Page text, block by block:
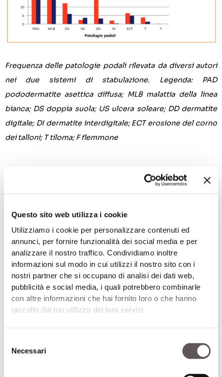
Questo sito web utilizza i cookie
Utilizziamo i cookie per personalizzare contenuti ed
annunci, per fornire funzionalità dei social media e per
analizzare il nostro traffico. Condividiamo inoltre
informazioni sul modo in cui utilizzi il nostro sito con i
nostri partner che si occupano di analisi dei dati web,
pubblicità e social media, i quali potrebbero combinarle
con altre informazioni che hai fornito loro o che hanno
raccolto dal tuo utilizzo dei loro servizi.
delNecessari
Frequenza delle patologie podali rilevata da diversi autori
nei due sistemi di stabulazione. Legenda: PAD
pododermatite asettica diffusa; MLB malattia della linea
bianca; DS doppia suola; US ulcera soleare; DD dermatite
digitale; DI dermatite interdigitale; ECT erosione del corno
dei talloni; T tiloma; F flemmone
Le differenze più evidenti tra i due sistemi
stabulativi riguardano lamalattia della linea
bianca (MLB)e ladoppia suola (DS)che
compaiono più frequentemente nella
stabulazione libera, mentre l’ulcera soleare
(US) si riscontra soprattutto nelle vacche
legate alla posta per le quali il rischio di
esposizione risulta due volte superiore. Alcuni
riportano, però, un’incidenza dell’US pari al
24% nella stabulazione libera e al 16% in quella
fissa, forse perché la comparsa di questo